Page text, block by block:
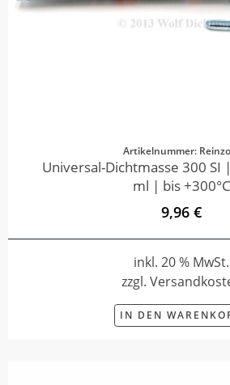
Artikelnummer:
Universal-Dichtmasse 300 SI
ml | bis +300°C
9,96 €
inkl. 20 % MwSt.
zzgl.
IN DEN